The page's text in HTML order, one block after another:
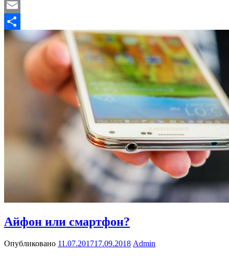
Mastodon
Email
Отправить
Айфон или смартфон?
Опубликовано 11.07.201717.09.2018 Admin